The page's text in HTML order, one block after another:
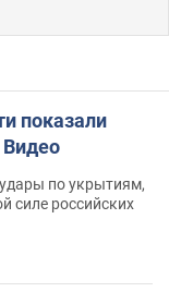
показали
Видео
по укрытиям,
силе российских